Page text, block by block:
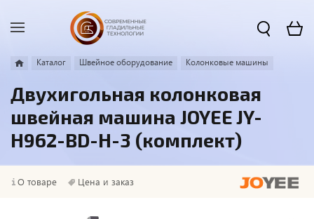
Каталог Швейное оборудование Колонковые машины
Двухигольная колонковая
швейная машина JOYEE JY-
H962-BD-H-3 (комплект)
О товаре Цена и заказ